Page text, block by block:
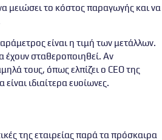
μειώσει το κόστος παραγωγής και να
είναι η τιμή των μετάλλων.
έχουν σταθεροποιηθεί. Αν
τους, όπως ελπίζει ο CEO της
ιδιαίτερα ευοίωνες.
της εταιρείας παρά τα πρόσκαιρα